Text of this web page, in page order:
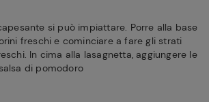
si può impiattare. Porre alla base
freschi e cominciare a fare gli strati
In cima alla lasagnetta, aggiungere le
di pomodoro